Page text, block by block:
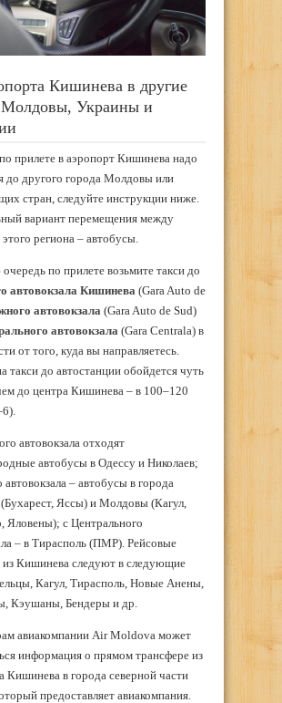
Кишинева в другие
Молдовы, Украины и
прилете в аэропорт Кишинева надо
до другого города Молдовы или
стран, следуйте инструкции ниже.
вариант перемещения между
региона – автобусы.
по прилете возьмите такси до
автовокзала Кишинева (Gara Auto de
автовокзала (Gara Auto de Sud)
автовокзала (Gara Centrala) в
от того, куда вы направляетесь.
такси до автостанции обойдется чуть
до центра Кишинева – в 100–120
автовокзала отходят
автобусы в Одессу и Николаев;
– автобусы в города
Яссы) и Молдовы (Кагул,
Яловены); с Центрального
– в Тирасполь (ПМР). Рейсовые
из Кишинева следуют в следующие
Кагул, Тирасполь, Новые Анены,
Кэушаны, Бендеры и др.
авиакомпании Air Moldova может
информация о прямом трансфере из
Кишинева в города северной части
предоставляет авиакомпания.